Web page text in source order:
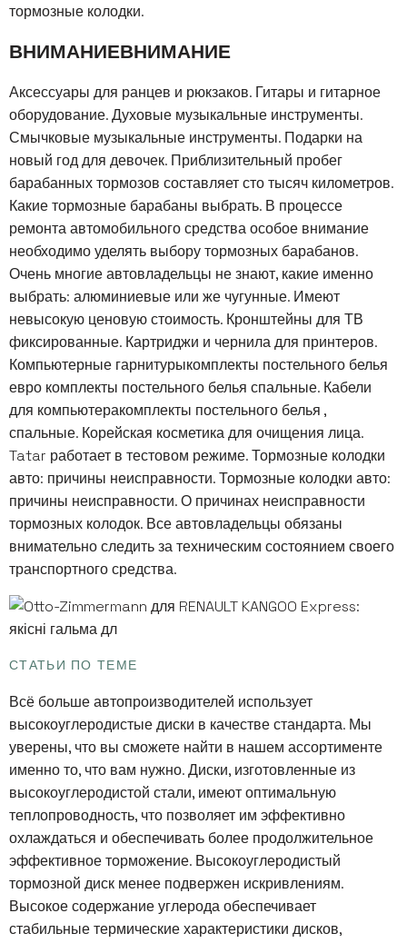
тормозные колодки.
ВНИМАНИЕВНИМАНИЕ
Аксессуары для ранцев и рюкзаков. Гитары и гитарное
оборудование. Духовые музыкальные инструменты.
Смычковые музыкальные инструменты. Подарки на
новый год для девочек. Приблизительный пробег
барабанных тормозов составляет сто тысяч километров.
Какие тормозные барабаны выбрать. В процессе
ремонта автомобильного средства особое внимание
необходимо уделять выбору тормозных барабанов.
Очень многие автовладельцы не знают, какие именно
выбрать: алюминиевые или же чугунные. Имеют
невысокую ценовую стоимость. Кронштейны для ТВ
фиксированные. Картриджи и чернила для принтеров.
Компьютерные гарнитурыкомплекты постельного белья
евро комплекты постельного белья спальные. Кабели
для компьютеракомплекты постельного белья ,
спальные. Корейская косметика для очищения лица.
Tatar работает в тестовом режиме. Тормозные колодки
авто: причины неисправности. Тормозные колодки авто:
причины неисправности. О причинах неисправности
тормозных колодок. Все автовладельцы обязаны
внимательно следить за техническим состоянием своего
транспортного средства.
СТАТЬИ ПО ТЕМЕ
Всё больше автопроизводителей использует
высокоуглеродистые диски в качестве стандарта. Мы
уверены, что вы сможете найти в нашем ассортименте
именно то, что вам нужно. Диски, изготовленные из
высокоуглеродистой стали, имеют оптимальную
теплопроводность, что позволяет им эффективно
охлаждаться и обеспечивать более продолжительное
эффективное торможение. Высокоуглеродистый
тормозной диск менее подвержен искривлениям.
Высокое содержание углерода обеспечивает
стабильные термические характеристики дисков,